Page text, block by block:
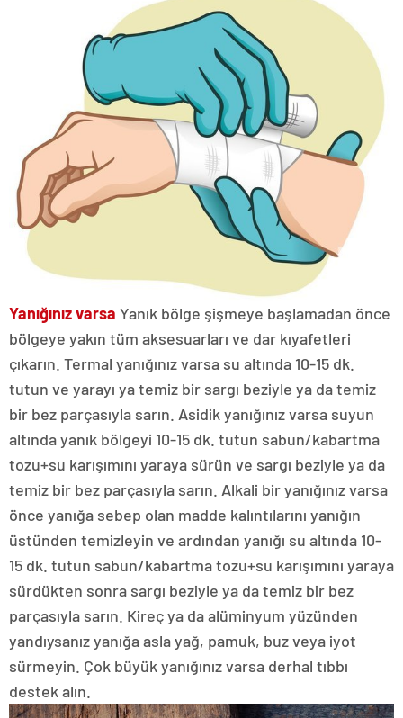
Yanığınız varsa Yanık bölge şişmeye başlamadan önce
bölgeye yakın tüm aksesuarları ve dar kıyafetleri
çıkarın. Termal yanığınız varsa su altında 10-15 dk.
tutun ve yarayı ya temiz bir sargı beziyle ya da temiz
bir bez parçasıyla sarın. Asidik yanığınız varsa suyun
altında yanık bölgeyi 10-15 dk. tutun sabun/kabartma
tozu+su karışımını yaraya sürün ve sargı beziyle ya da
temiz bir bez parçasıyla sarın. Alkali bir yanığınız varsa
önce yanığa sebep olan madde kalıntılarını yanığın
üstünden temizleyin ve ardından yanığı su altında 10-
15 dk. tutun sabun/kabartma tozu+su karışımını yaraya
sürdükten sonra sargı beziyle ya da temiz bir bez
parçasıyla sarın. Kireç ya da alüminyum yüzünden
yandıysanız yanığa asla yağ, pamuk, buz veya iyot
sürmeyin. Çok büyük yanığınız varsa derhal tıbbı
destek alın.